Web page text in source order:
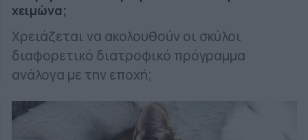
χειμώνα;
Χρειάζεται να ακολουθούν οι σκύλοι
διαφορετικό διατροφικό πρόγραμμα
ανάλογα με την εποχή;